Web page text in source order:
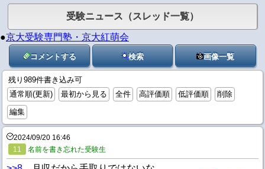
受験ニュース（スレッド一覧）
●京大受験専門塾・京大紅萌会
コメントする 検索 画像一覧
残り989件書き込み可
通常順(更新)
最初から見る 全件 高評価順 低評価順
削除
編集
2024/09/20 16:46
11
名前を書き忘れた受験生